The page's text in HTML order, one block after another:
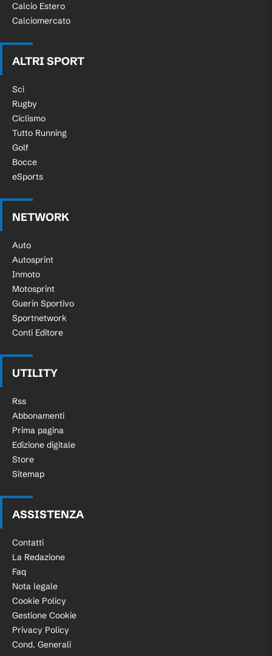
Calcio Estero
Calciomercato
ALTRI SPORT
Sci
Rugby
Ciclismo
Tutto Running
Golf
Bocce
eSports
NETWORK
Auto
Autosprint
Inmoto
Motosprint
Guerin Sportivo
Sportnetwork
Conti Editore
UTILITY
Rss
Abbonamenti
Prima pagina
Edizione digitale
Store
Sitemap
ASSISTENZA
Contatti
La Redazione
Faq
Nota legale
Cookie Policy
Gestione Cookie
Privacy Policy
Cond. Generali